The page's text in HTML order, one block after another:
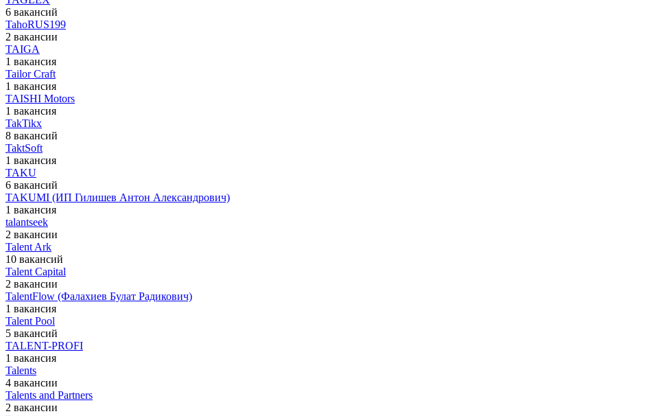
6 вакансий
TahoRUS199
2 вакансии
TAIGA
1 вакансия
Tailor Craft
1 вакансия
TAISHI Motors
1 вакансия
TakTikx
8 вакансий
TaktSoft
1 вакансия
TAKU
6 вакансий
TAKUMI (ИП Гилишев Антон Александрович)
1 вакансия
talantseek
2 вакансии
Talent Ark
10 вакансий
Talent Capital
2 вакансии
TalentFlow (Фалахиев Булат Радикович)
1 вакансия
Talent Pool
5 вакансий
TALENT-PROFI
1 вакансия
Talents
4 вакансии
Talents and Partners
2 вакансии